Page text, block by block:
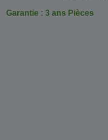
Garantie : 3 ans Pièces